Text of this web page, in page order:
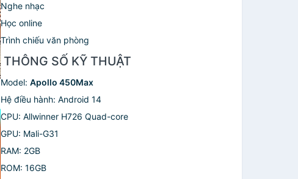
Nghe nhạc
Học online
Trình chiếu văn phòng
️ THÔNG SỐ KỸ THUẬT
Model: Apollo 450Max
Hệ điều hành: Android 14
CPU: Allwinner H726 Quad-core
GPU: Mali-G31
RAM: 2GB
ROM: 16GB